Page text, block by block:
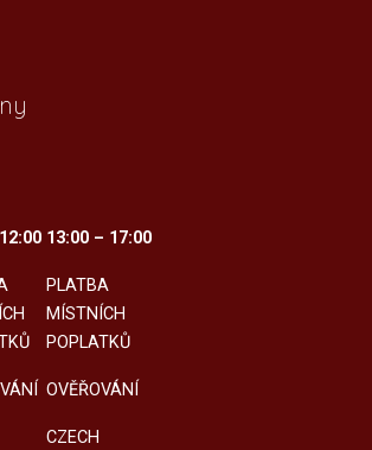
13:00 – 17:00
PLATBA
MÍSTNÍCH
POPLATKŮ
OVĚŘOVÁNÍ
CZECH